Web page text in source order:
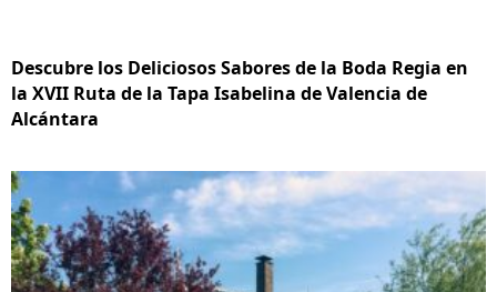
Descubre los Deliciosos Sabores de la Boda Regia en
la XVII Ruta de la Tapa Isabelina de Valencia de
Alcántara